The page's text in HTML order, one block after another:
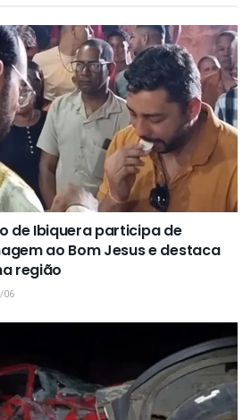
de Ibiquera participa de
ao Bom Jesus e destaca
região
06